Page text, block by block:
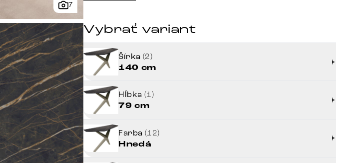
7
Vybrať variant
Šírka (2)
140 cm
Hĺbka (1)
79 cm
Farba (12)
Hnedá